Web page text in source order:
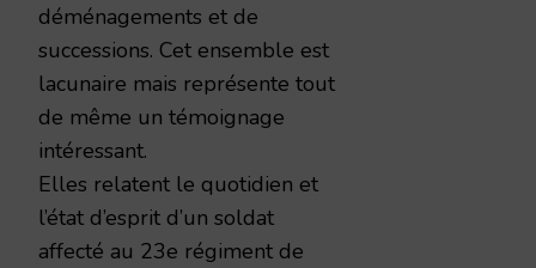
déménagements et de
successions. Cet ensemble est
lacunaire mais représente tout
de même un témoignage
intéressant.
Elles relatent le quotidien et
l’état d’esprit d’un soldat
affecté au 23e régiment de